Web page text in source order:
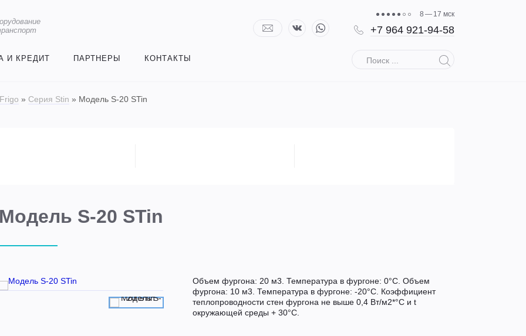
8 — 17 мск
+7 964 921-94-58
И КРЕДИТ ПАРТНЕРЫ КОНТАКТЫ Поиск ...
» Серия Stin » Модель S-20 STin
S-20 STin
Объем фургона: 20 м3. Температура в фургоне: 0°C. Объем
фургона: 10 м3. Температура в фургоне: -20°C. Коэффициент
теплопроводности стен фургона не выше 0,4 Вт/м2*°С и t
окружающей среды + 30°С.